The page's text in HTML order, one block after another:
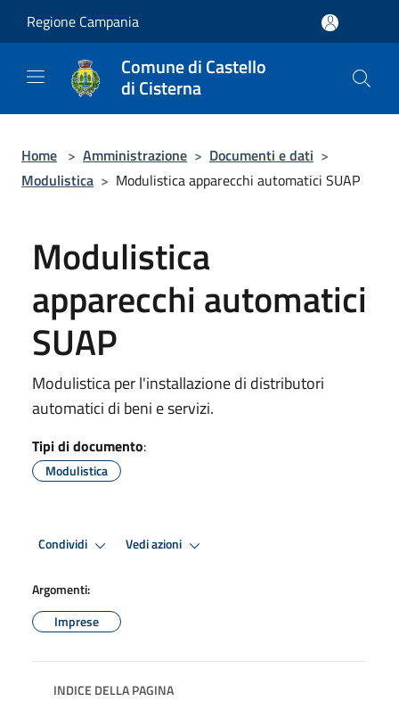
Regione Campania
Comune di Castello
di Cisterna
Home > Amministrazione > Documenti e dati >
Modulistica > Modulistica apparecchi automatici SUAP
Modulistica
apparecchi automatici
SUAP
Modulistica per l'installazione di distributori
automatici di beni e servizi.
Tipi di documento:
Modulistica
Condividi Vedi azioni
Argomenti:
Imprese
INDICE DELLA PAGINA